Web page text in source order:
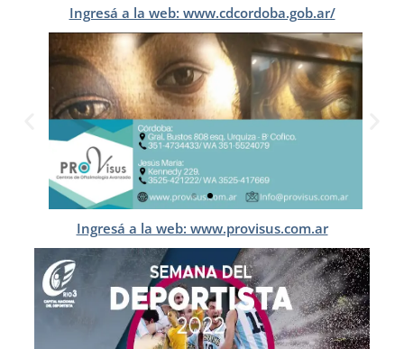
Ingresá a la web: www.cdcordoba.gob.ar/
Ingresá a la web: www.provisus.com.ar